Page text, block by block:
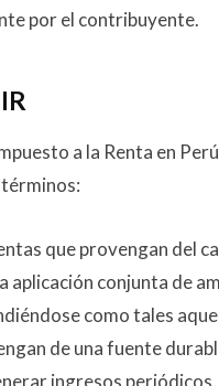
por el contribuyente.
a la Renta en
que provengan del
aplicación conjunta de
como tales
de una fuente
ingresos periódicos.